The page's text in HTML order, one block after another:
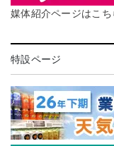
媒体紹介ページはこち
特設ページ